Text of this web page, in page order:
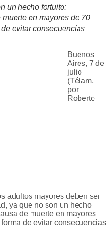
un hecho fortuito:
en mayores de 70
evitar consecuencias
Buenos
Aires, 7 de
julio
(Télam,
por
Roberto
adultos mayores deben ser
ya que no son un hecho
de muerte en mayores
de evitar consecuencias